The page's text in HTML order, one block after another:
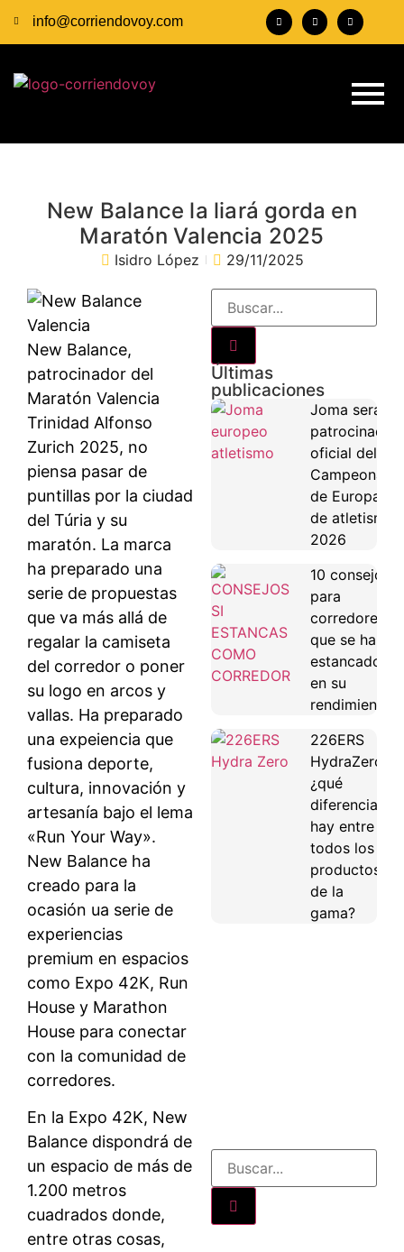
info@corriendovoy.com
New Balance la liará gorda en
Maratón Valencia 2025
Isidro López 29/11/2025
New Balance,
patrocinador del
Maratón Valencia
Trinidad Alfonso
Zurich 2025, no
piensa pasar de
puntillas por la ciudad
del Túria y su
maratón. La marca
ha preparado una
serie de propuestas
que va más allá de
regalar la camiseta
del corredor o poner
su logo en arcos y
vallas. Ha preparado
una expeiencia que
fusiona deporte,
cultura, innovación y
artesanía bajo el lema
«Run Your Way».
New Balance ha
creado para la
ocasión ua serie de
experiencias
premium en espacios
como Expo 42K, Run
House y Marathon
House para conectar
con la comunidad de
corredores.
En la Expo 42K, New
Balance dispondrá de
un espacio de más de
1.200 metros
cuadrados donde,
entre otras cosas,
Últimas
publicaciones
Joma será
patrocinador
oficial del
Campeonato
de Europa
de atletismo
2026
10 consejos
para
corredores
que se han
estancado
en su
rendimiento
226ERS
HydraZero:
¿qué
diferencias
hay entre
todos los
productos
de la
gama?